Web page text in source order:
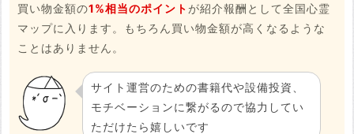
買い物金額の1%相当のポイント が紹介報酬として全国心霊
マップに入ります。もちろん買い物金額が高くなるような
ことはありません。
サイト運営のための書籍代や設備投資、
モチベーションに繋がるので協力してい
ただけたら嬉しいです